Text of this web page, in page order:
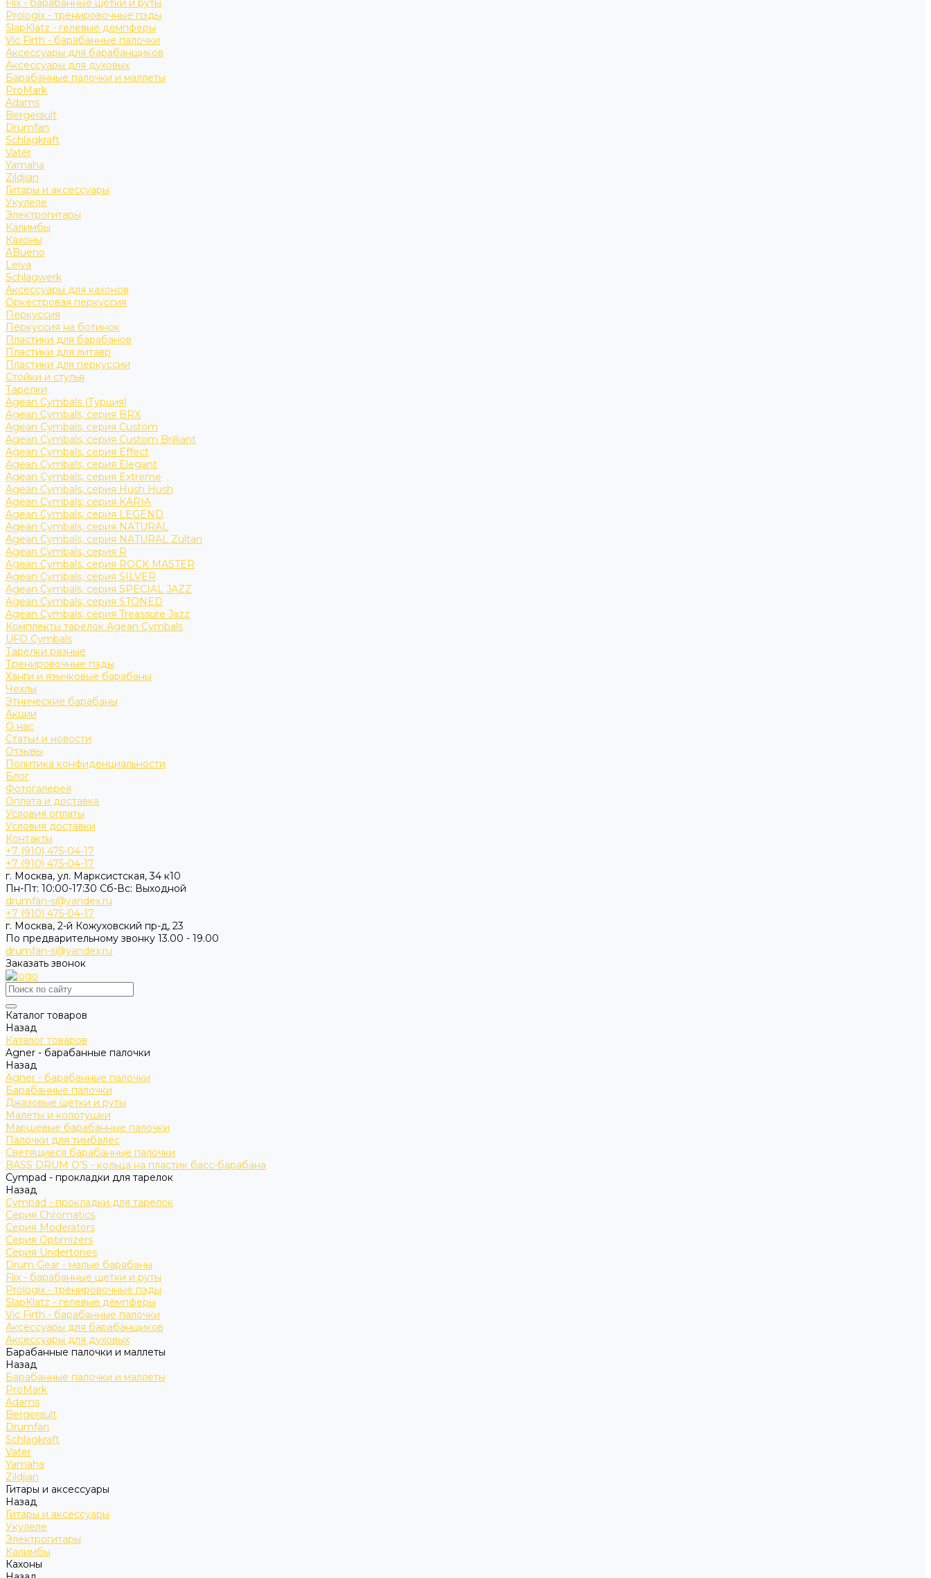
Flix - барабанные щетки и руты
Prologix - тренировочные пэды
SlapKlatz - гелевые демпферы
Vic Firth - барабанные палочки
Аксессуары для барабанщиков
Аксессуары для духовых
Барабанные палочки и маллеты
ProMark
Adams
Bergerault
Drumfan
Schlagkraft
Vater
Yamaha
Zildjian
Гитары и аксессуары
Укулеле
Электрогитары
Калимбы
Кахоны
ABueno
Leiva
Schlagwerk
Аксессуары для кахонов
Оркестровая перкуссия
Перкуссия
Перкуссия на ботинок
Пластики для барабанов
Пластики для литавр
Пластики для перкуссии
Стойки и стулья
Тарелки
Agean Cymbals (Турция)
Agean Cymbals, серия BRX
Agean Cymbals, серия Custom
Agean Cymbals, серия Custom Brilliant
Agean Cymbals, серия Effect
Agean Cymbals, серия Elegant
Agean Cymbals, серия Extreme
Agean Cymbals, серия Hush Hush
Agean Cymbals, серия KARIA
Agean Cymbals, серия LEGEND
Agean Cymbals, серия NATURAL
Agean Cymbals, серия NATURAL Zultan
Agean Cymbals, серия R
Agean Cymbals, серия ROCK MASTER
Agean Cymbals, серия SILVER
Agean Cymbals, серия SPECIAL JAZZ
Agean Cymbals, серия STONED
Agean Cymbals, серия Treassure Jazz
Комплекты тарелок Agean Cymbals
UFO Cymbals
Тарелки разные
Тренировочные пэды
Ханги и язычковые барабаны
Чехлы
Этнические барабаны
Акции
О нас
Статьи и новости
Отзывы
Политика конфиденциальности
Блог
Фотогалерея
Оплата и доставка
Условия оплаты
Условия доставки
Контакты
+7 (910) 475-04-17
+7 (910) 475-04-17
г. Москва, ул. Марксистская, 34 к10
Пн-Пт: 10:00-17:30 Cб-Вс: Выходной
drumfan-s@yandex.ru
+7 (910) 475-04-17
г. Москва, 2-й Кожуховский пр-д, 23
По предварительному звонку 13.00 - 19.00
drumfan-s@yandex.ru
Заказать звонок
Каталог товаров
Назад
Каталог товаров
Agner - барабанные палочки
Назад
Agner - барабанные палочки
Барабанные палочки
Джазовые щетки и руты
Малеты и колотушки
Маршевые барабанные палочки
Палочки для тимбалес
Светящиеся барабанные палочки
BASS DRUM O’S - кольца на пластик басс-барабана
Cympad - прокладки для тарелок
Назад
Cympad - прокладки для тарелок
Серия Chromatics
Серия Moderators
Серия Optimizers
Серия Undertones
Drum Gear - малые барабаны
Flix - барабанные щетки и руты
Prologix - тренировочные пэды
SlapKlatz - гелевые демпферы
Vic Firth - барабанные палочки
Аксессуары для барабанщиков
Аксессуары для духовых
Барабанные палочки и маллеты
Назад
Барабанные палочки и маллеты
ProMark
Adams
Bergerault
Drumfan
Schlagkraft
Vater
Yamaha
Zildjian
Гитары и аксессуары
Назад
Гитары и аксессуары
Укулеле
Электрогитары
Калимбы
Кахоны